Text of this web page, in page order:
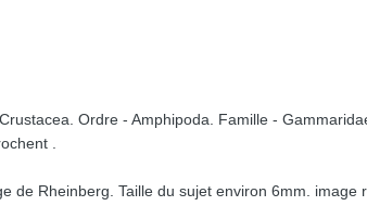
Ordre - Amphipoda. Famille -
.
de Rheinberg. Taille du sujet environ 6mm.